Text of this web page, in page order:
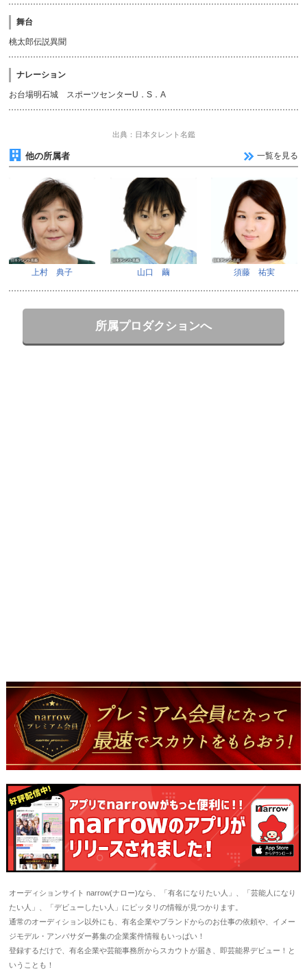
舞台
桃太郎伝説異聞
ナレーション
お台場明石城 スポーツセンターU．S．A
出典：日本タレント名鑑
他の所属者 一覧を見る
上村 典子 山口 繭 須藤 祐実
所属プロダクションへ
オーディションサイト narrow(ナロー)なら、「有名になりたい人」、「芸能人になり
たい人」、「デビューしたい人」にピッタリの情報が見つかります。
通常のオーディション以外にも、有名企業やブランドからのお仕事の依頼や、イメー
ジモデル・アンバサダー募集の企業案件情報もいっぱい！
登録するだけで、有名企業や芸能事務所からスカウトが届き、即芸能界デビュー！と
いうことも！